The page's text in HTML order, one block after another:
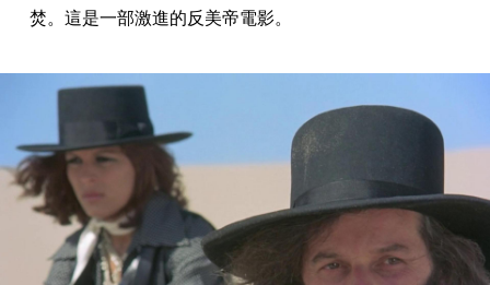
焚。這是一部激進的反美帝電影。